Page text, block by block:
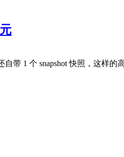
带 1 个 snapshot 快照，这样的